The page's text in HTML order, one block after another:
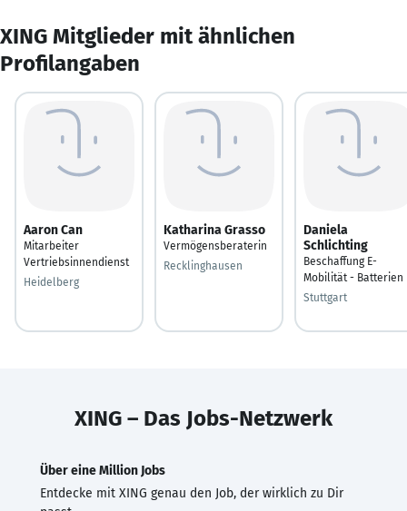
XING Mitglieder mit ähnlichen
Profilangaben
Aaron Can
Mitarbeiter
Vertriebsinnendienst
Heidelberg
Katharina Grasso
Vermögensberaterin
Recklinghausen
Daniela
Schlichting
Beschaffung E-
Mobilität - Batterien
Stuttgart
XING – Das Jobs-Netzwerk
Über eine Million Jobs
Entdecke mit XING genau den Job, der wirklich zu Dir